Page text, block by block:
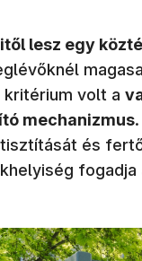
lesz egy
kritérium volt a
mechanizmus
és